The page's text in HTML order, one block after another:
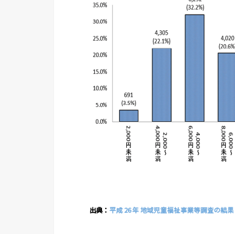
出典： 平成 26 年 地域児童福祉事業等調査の結